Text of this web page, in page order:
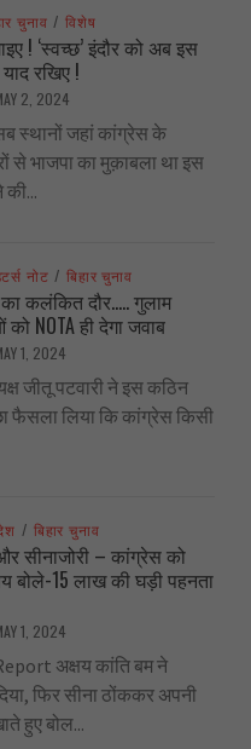
चुनाव / विशेष
! ‘स्वच्छ’ इंदौर को अब इस
रखिए !
2, 2024
स्थानों जहां कांग्रेस के
से भाजपा का मुक़ाबला था इस
नोट / बिहार चुनाव
का कलंकित दौर….. गुलाम
NOTA ही देगा जवाब
1, 2024
जीतू पटवारी ने इस कठिन
फैसला लिया कि कांग्रेस किसी
/ बिहार चुनाव
सीनाजोरी – कांग्रेस को
बोले-15 लाख की घड़ी पहनता
1, 2024
अक्षय कांति बम ने
फिर सीना ठोंककर अपनी
हुए बोल...